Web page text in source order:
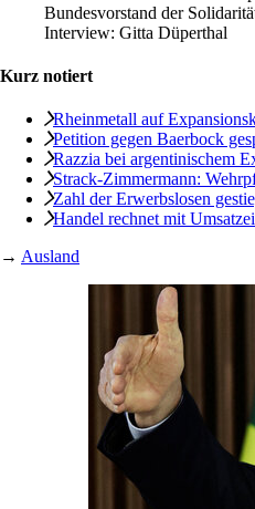
Bundesvorstand der
Interview: Gitta Düperthal
Kurz notiert
Rheinmetall auf
Petition gegen Baerbock
Razzia bei argentinischem
Strack-Zimmermann:
Zahl der Erwerbslosen
Handel rechnet mit
→ Ausland